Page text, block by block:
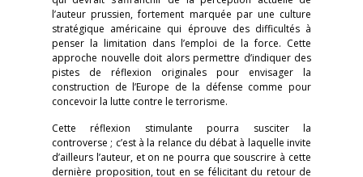
l’auteur prussien, fortement marquée par une culture
stratégique américaine qui éprouve des difficultés à
penser la limitation dans l’emploi de la force. Cette
approche nouvelle doit alors permettre d’indiquer des
pistes de réflexion originales pour envisager la
construction de l’Europe de la défense comme pour
concevoir la lutte contre le terrorisme.
Cette réflexion stimulante pourra susciter la
controverse ; c’est à la relance du débat à laquelle invite
d’ailleurs l’auteur, et on ne pourra que souscrire à cette
dernière proposition, tout en se félicitant du retour de